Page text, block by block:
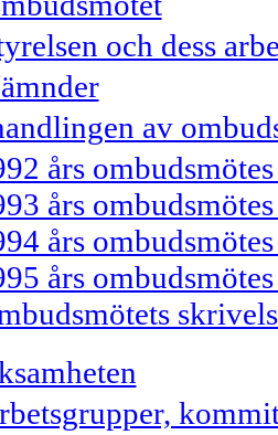
och dess
av
års
års
års
års